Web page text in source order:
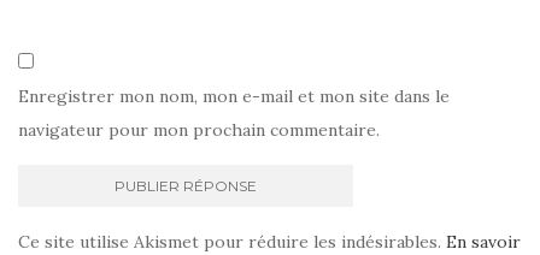
Enregistrer mon nom, mon e-mail et mon site dans le
navigateur pour mon prochain commentaire.
Ce site utilise Akismet pour réduire les indésirables. En savoir